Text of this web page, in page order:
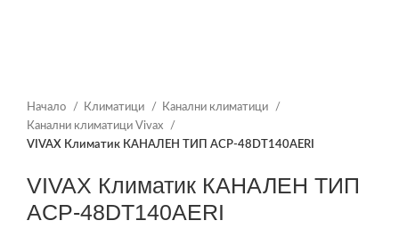
Начало Климатици
Канални климатици
Канални климатици Vivax
VIVAX Климатик КАНАЛЕН ТИП ACP-48DT140AERI
VIVAX Климатик КАНАЛЕН ТИП
ACP-48DT140AERI